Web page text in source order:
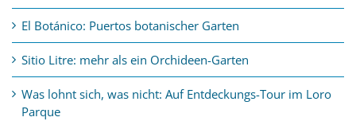
El Botánico: Puertos botanischer Garten
Sitio Litre: mehr als ein Orchideen-Garten
Was lohnt sich, was nicht: Auf Entdeckungs-Tour im Loro
Parque